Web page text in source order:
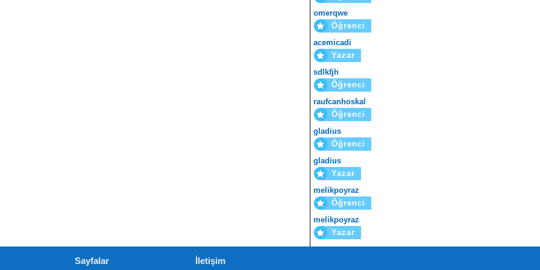
omerqwe
Öğrenci
acemicadi
Yazar
sdlkfjh
Öğrenci
raufcanhoskal
Öğrenci
gladius
Öğrenci
gladius
Yazar
melikpoyraz
Öğrenci
melikpoyraz
Yazar
Sayfalar İletişim